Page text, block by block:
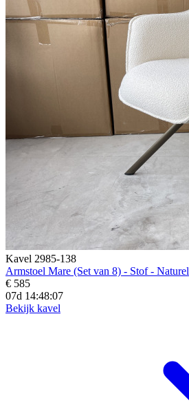
Kavel 2985-138
Armstoel Mare (Set van 8) - Stof - Naturel
€ 585
07d 14:48:04
Bekijk kavel